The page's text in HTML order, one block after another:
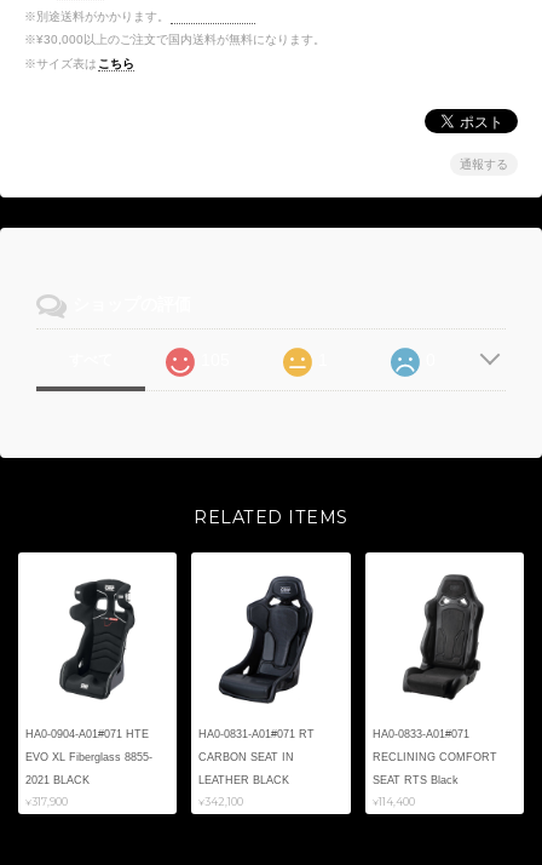
※別途送料がかかります。
※¥30,000以上のご注文で国内送料が無料になります。
※サイズ表は こちら
通報する
RELATED ITEMS
HA0-0904-A01#071 HTE
EVO XL Fiberglass 8855-
2021 BLACK
¥317,900
HA0-0831-A01#071 RT
CARBON SEAT IN
LEATHER BLACK
¥342,100
HA0-0833-A01#071
RECLINING COMFORT
SEAT RTS Black
¥114,400